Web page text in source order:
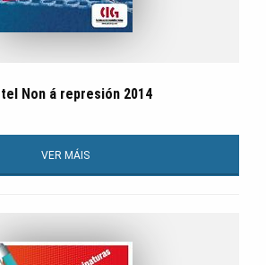
Non á represión 2014
VER MÁIS